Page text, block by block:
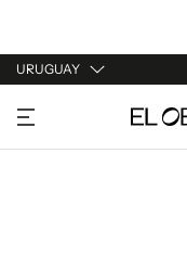
URUGUAY
URUGUAY
ARGENTINA